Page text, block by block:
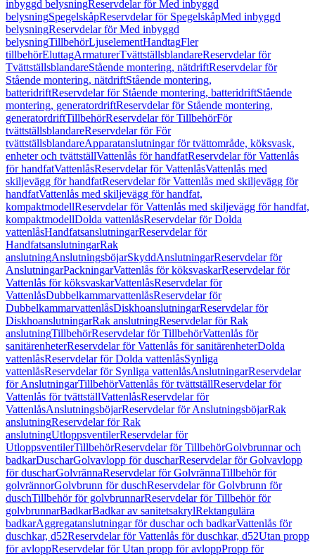
inbyggd belysningReservdelar för Med inbyggd
belysningSpegelskåpReservdelar för SpegelskåpMed inbyggd
belysningReservdelar för Med inbyggd
belysningTillbehörLjuselementHandtagFler
tillbehörEluttagArmaturerTvättställsblandareReservdelar för
TvättställsblandareStående montering, nätdriftReservdelar för
Stående montering, nätdriftStående montering,
batteridriftReservdelar för Stående montering, batteridriftStående
montering, generatordriftReservdelar för Stående montering,
generatordriftTillbehörReservdelar för TillbehörFör
tvättställsblandareReservdelar för För
tvättställsblandareApparatanslutningar för tvättområde, köksvask,
enheter och tvättställVattenlås för handfatReservdelar för Vattenlås
för handfatVattenlåsReservdelar för VattenlåsVattenlås med
skiljevägg för handfatReservdelar för Vattenlås med skiljevägg för
handfatVattenlås med skiljevägg för handfat,
kompaktmodellReservdelar för Vattenlås med skiljevägg för handfat,
kompaktmodellDolda vattenlåsReservdelar för Dolda
vattenlåsHandfatsanslutningarReservdelar för
HandfatsanslutningarRak
anslutningAnslutningsböjarSkyddAnslutningarReservdelar för
AnslutningarPackningarVattenlås för köksvaskarReservdelar för
Vattenlås för köksvaskarVattenlåsReservdelar för
VattenlåsDubbelkammarvattenlåsReservdelar för
DubbelkammarvattenlåsDiskhoanslutningarReservdelar för
DiskhoanslutningarRak anslutningReservdelar för Rak
anslutningTillbehörReservdelar för TillbehörVattenlås för
sanitärenheterReservdelar för Vattenlås för sanitärenheterDolda
vattenlåsReservdelar för Dolda vattenlåsSynliga
vattenlåsReservdelar för Synliga vattenlåsAnslutningarReservdelar
för AnslutningarTillbehörVattenlås för tvättställReservdelar för
Vattenlås för tvättställVattenlåsReservdelar för
VattenlåsAnslutningsböjarReservdelar för AnslutningsböjarRak
anslutningReservdelar för Rak
anslutningUtloppsventilerReservdelar för
UtloppsventilerTillbehörReservdelar för TillbehörGolvbrunnar och
badkarDuscharGolvavlopp för duscharReservdelar för Golvavlopp
för duscharGolvrännaReservdelar för GolvrännaTillbehör för
golvrännorGolvbrunn för duschReservdelar för Golvbrunn för
duschTillbehör för golvbrunnarReservdelar för Tillbehör för
golvbrunnarBadkarBadkar av sanitetsakrylRektangulära
badkarAggregatanslutningar för duschar och badkarVattenlås för
duschkar, d52Reservdelar för Vattenlås för duschkar, d52Utan propp
för avloppReservdelar för Utan propp för avloppPropp för